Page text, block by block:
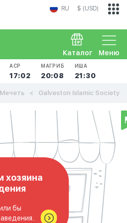
RU $ (USD)
Меню
Каталог
АСР
17:02
МАГРИБ
20:08
ИША
21:30
Мечеть Galveston Islamic Society
хозяина
бы